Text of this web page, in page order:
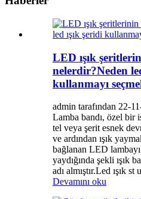
LED ışık
nelerdir?Neden
kullanmayı
admin tarafından 22-
Lamba bandı, özel bir
tel veya şerit esnek
ve ardından ışık
bağlanan LED
yaydığında şekli ışık
adı almıştır.Led ışık
Devamını oku